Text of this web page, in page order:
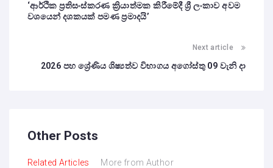
‘ආර්ථික ප්‍රතිසංස්කරණ ක්‍රියාත්මක කිරීමේදී ශ්‍රී ලංකාව අවම
වශයෙන් දශකයක් පමණ ප්‍රමාදයි’
Next article
2026 පහ ශ්‍රේණිය ශිෂ්‍යත්ව විභාගය අගෝස්තු 09 වැනි දා
Other Posts
Related Articles More from Author